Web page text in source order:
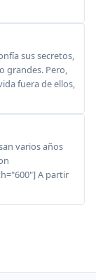
sus secretos,
grandes. Pero,
fuera de ellos,
varios años
A partir